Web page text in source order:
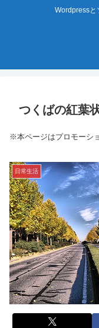
Wordpressと
つくばの紅葉
※本ページはプロモーシ
日常生活